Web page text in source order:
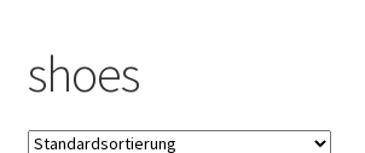
Vorsicht Internetbetrug
Über FunShop
shoes